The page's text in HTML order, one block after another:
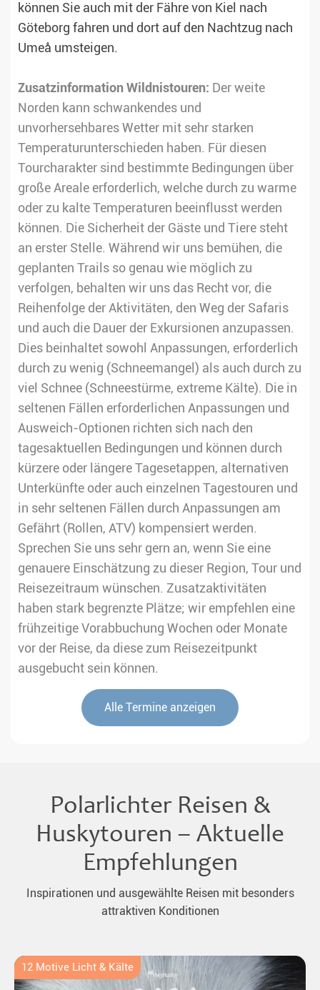
können Sie auch mit der Fähre von Kiel nach
Göteborg fahren und dort auf den Nachtzug nach
Umeå umsteigen.
Zusatzinformation Wildnistouren: Der weite
Norden kann schwankendes und
unvorhersehbares Wetter mit sehr starken
Temperaturunterschieden haben. Für diesen
Tourcharakter sind bestimmte Bedingungen über
große Areale erforderlich, welche durch zu warme
oder zu kalte Temperaturen beeinflusst werden
können. Die Sicherheit der Gäste und Tiere steht
an erster Stelle. Während wir uns bemühen, die
geplanten Trails so genau wie möglich zu
verfolgen, behalten wir uns das Recht vor, die
Reihenfolge der Aktivitäten, den Weg der Safaris
und auch die Dauer der Exkursionen anzupassen.
Dies beinhaltet sowohl Anpassungen, erforderlich
durch zu wenig (Schneemangel) als auch durch zu
viel Schnee (Schneestürme, extreme Kälte). Die in
seltenen Fällen erforderlichen Anpassungen und
Ausweich-Optionen richten sich nach den
tagesaktuellen Bedingungen und können durch
kürzere oder längere Tagesetappen, alternativen
Unterkünfte oder auch einzelnen Tagestouren und
in sehr seltenen Fällen durch Anpassungen am
Gefährt (Rollen, ATV) kompensiert werden.
Sprechen Sie uns sehr gern an, wenn Sie eine
genauere Einschätzung zu dieser Region, Tour und
Reisezeitraum wünschen. Zusatzaktivitäten
haben stark begrenzte Plätze; wir empfehlen eine
frühzeitige Vorabbuchung Wochen oder Monate
vor der Reise, da diese zum Reisezeitpunkt
ausgebucht sein können.
Alle Termine anzeigen
Polarlichter Reisen &
Huskytouren – Aktuelle
Empfehlungen
Inspirationen und ausgewählte Reisen mit besonders
attraktiven Konditionen
12 Motive Licht & Kälte